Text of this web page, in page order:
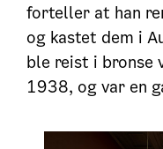
forteller at han
og kastet dem i
ble reist i bronse
1938, og var en